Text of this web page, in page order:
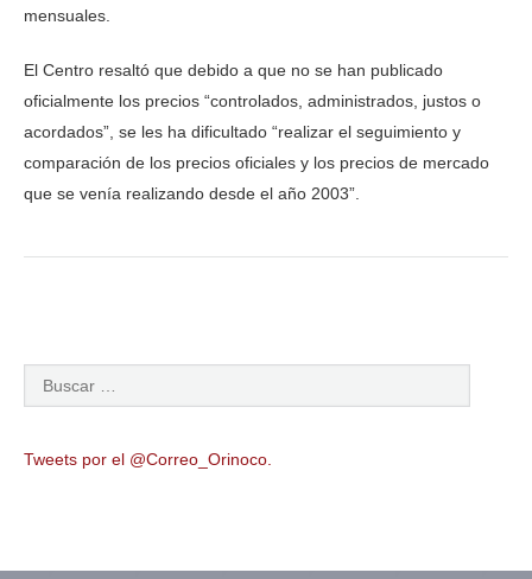
mensuales.
El Centro resaltó que debido a que no se han publicado
oficialmente los precios “controlados, administrados, justos o
acordados”, se les ha dificultado “realizar el seguimiento y
comparación de los precios oficiales y los precios de mercado
que se venía realizando desde el año 2003”.
Tweets por el @Correo_Orinoco.